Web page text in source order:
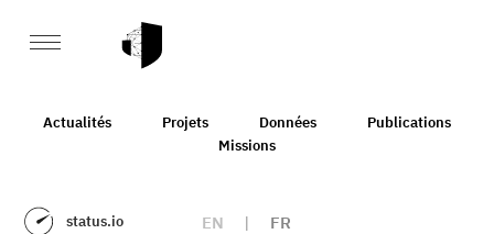
Actualités Projets Données
Publications
Missions
status.io EN | FR